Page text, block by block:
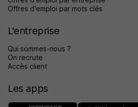
Offres d'emploi par mots clés
L'entreprise
Qui sommes-nous ?
On recrute
Accès client
Les apps